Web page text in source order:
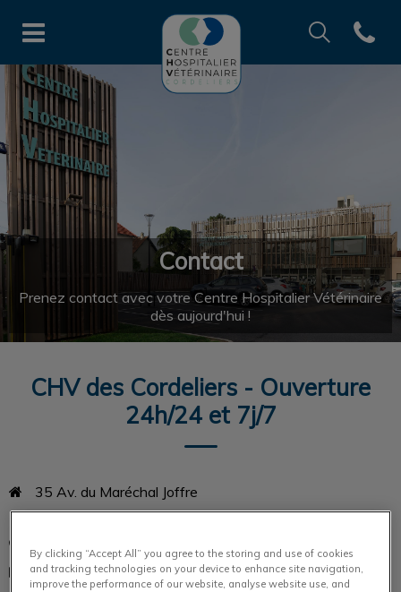
Page d'accueil de CHV des
Open
Recherche
Recherche
Contact
Prenez contact avec votre Centre Hospitalier Vétérinaire
dès aujourd'hui !
CHV des Cordeliers - Ouverture
24h/24 et 7j/7
35 Av. du Maréchal Joffre
77100 MEAUX
01 64 34 11 55
contact@chvcordeliers.com
By clicking “Accept All” you agree to the storing and use of cookies
and tracking technologies on your device to enhance site navigation,
improve the performance of our website, analyse website use, and